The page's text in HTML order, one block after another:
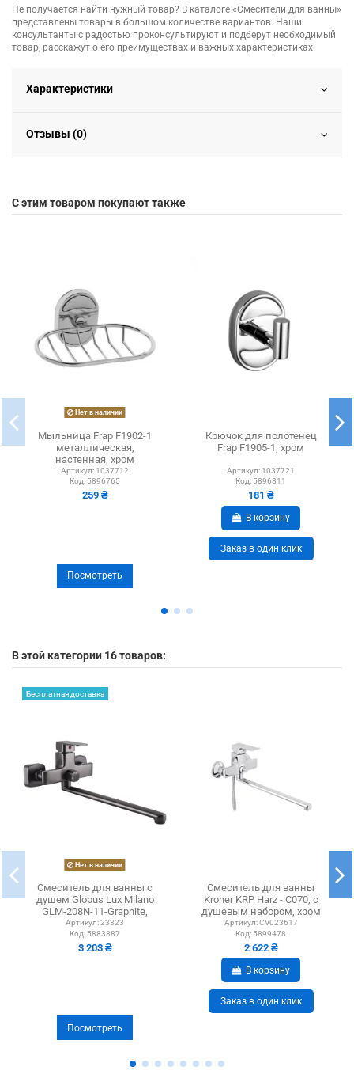
Не получается найти нужный товар? В каталоге «Смесители для ванны»
представлены товары в большом количестве вариантов. Наши
консультанты с радостью проконсультируют и подберут необходимый
товар, расскажут о его преимуществах и важных характеристиках.
Характеристики
Отзывы (0)
С этим товаром покупают также
Нет в наличии
Мыльница Frap F1902-1
металлическая,
настенная, хром
Артикул: 1037712
Код: 5896765
259 ₴
Посмотреть
Крючок для полотенец
Frap F1905-1, хром
Артикул: 1037721
Код: 5896811
181 ₴
В корзину
Заказ в один клик
В этой категории 16 товаров:
Бесплатная доставка
Нет в наличии
Смеситель для ванны с
душем Globus Lux Milano
GLM-208N-11-Graphite,
латунь, графит
Артикул:23323
Код: 5883887
3 203 ₴
Посмотреть
Смеситель для ванны
Kroner KRP Harz - C070, с
душевым набором, хром
Артикул: CV023617
Код: 5899478
2 622 ₴
В корзину
Заказ в один клик